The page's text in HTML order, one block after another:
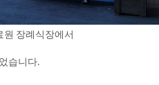
원 장례식장에서
습니다.